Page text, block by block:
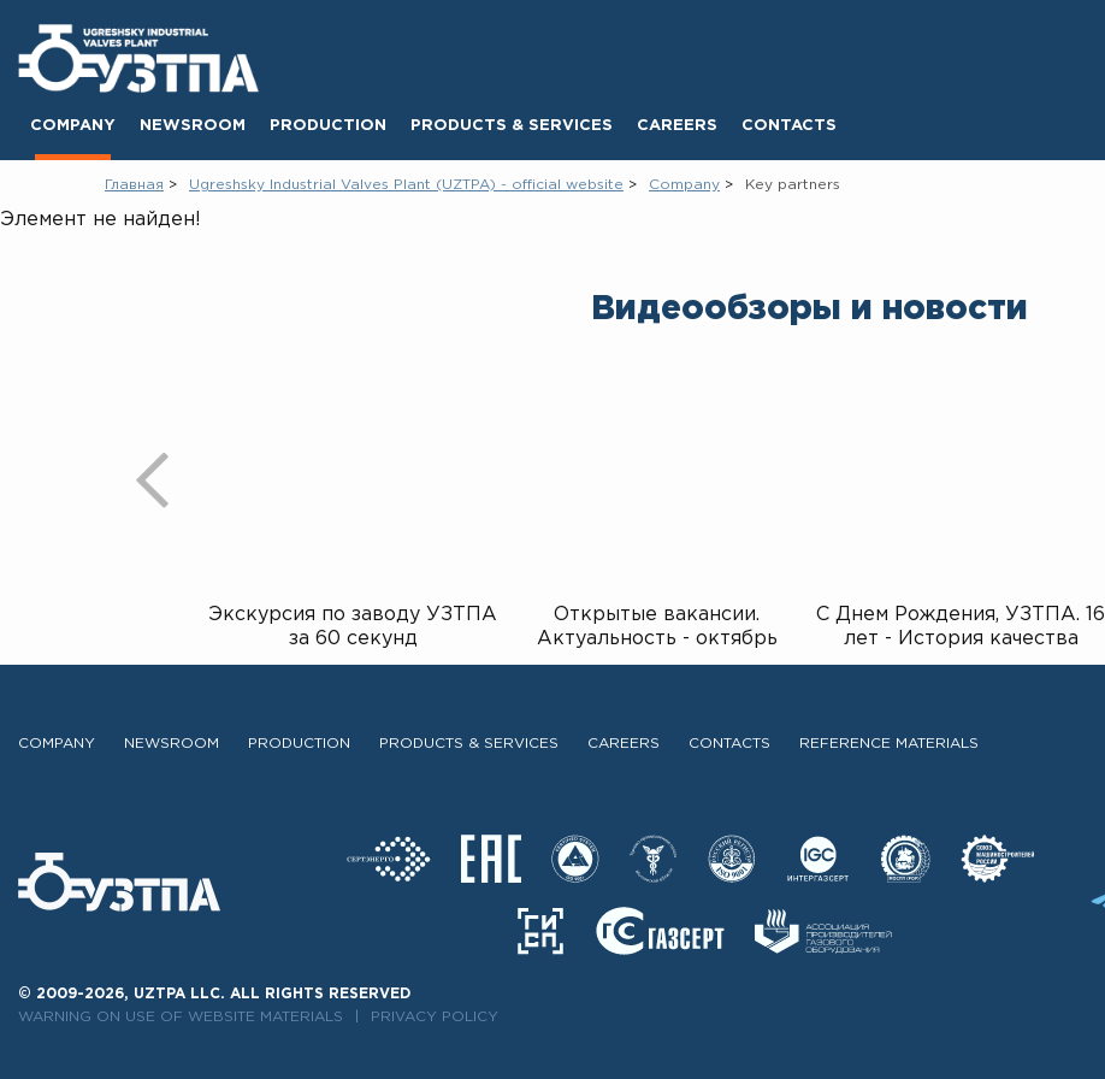
COMPANY NEWSROOM PRODUCTION PRODUCTS & SERVICES CAREERS CONTACTS
Главная Ugreshsky Industrial Valves Plant (UZTPA) - official website Company Key partners
Элемент не найден!
Видеообзоры и новости
Экскурсия по заводу УЗТПА
за 60 секунд
Открытые вакансии.
Актуальность - октябрь
2025г.
С Днем Рождения, УЗТПА. 16
лет - История качества
COMPANY NEWSROOM PRODUCTION PRODUCTS & SERVICES CAREERS CONTACTS REFERENCE MATERIALS
© 2009-2026, UZTPA LLC. ALL RIGHTS RESERVED
WARNING ON USE OF WEBSITE MATERIALS
PRIVACY POLICY